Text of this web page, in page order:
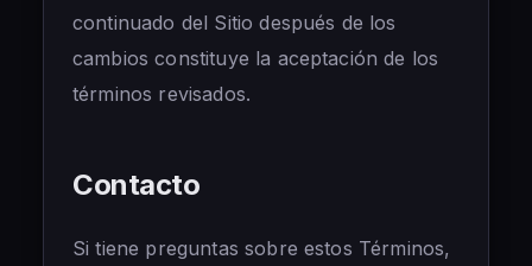
continuado del Sitio después de los
cambios constituye la aceptación de los
términos revisados.
Contacto
Si tiene preguntas sobre estos Términos,